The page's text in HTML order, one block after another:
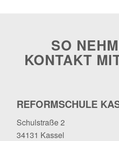
SO
KONTAKT
REFORMSCHULE
Schulstraße 2
34131 Kassel